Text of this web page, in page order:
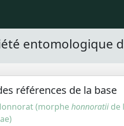
entomologique
références de la base
(morphehonnoratiide